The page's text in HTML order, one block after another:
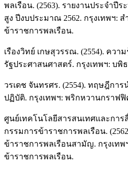
พลเรือน. (2563). รายงานประจำปี
สูง ปีงบประมาณ 2562. กรุงเทพฯ:
ข้าราชการพลเรือน.
เรืองวิทย์ เกษสุวรรณ. (2554). ควา
รัฐประศาสนศาสตร์. กรุงเทพฯ: บพิ
วรเดช จันทรศร. (2554). ทฤษฎีกา
ปฏิบัติ. กรุงเทพฯ: พริกหวานกราฟฟิ
ศูนย์เทคโนโลยีสารสนเทศและกา
กรรมการข้าราชการพลเรือน.
ข้าราชการพลเรือนสามัญ. กรุงเท
ข้าราชการพลเรือน.